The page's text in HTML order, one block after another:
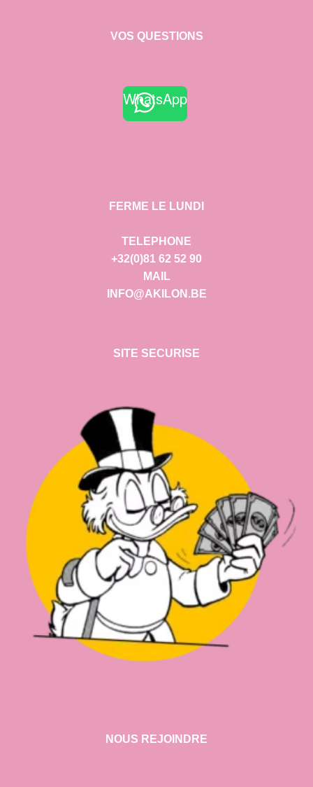
VOS QUESTIONS
WhatsApp
FERME LE LUNDI
TELEPHONE
+32(0)81 62 52 90
MAIL
INFO@AKILON.BE
SITE SECURISE
NOUS REJOINDRE